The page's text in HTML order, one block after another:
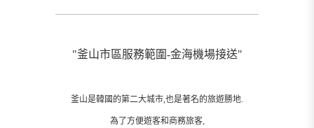
"釜山市區服務範圍-金海機場接送"
釜山是韓國的第二大城市,也是著名的旅遊勝地.
為了方便遊客和商務旅客,